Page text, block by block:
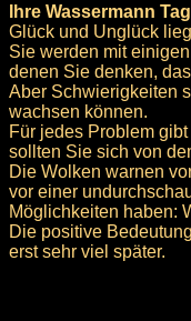
Ihre Wassermann
Glück und Unglück
Sie werden mit
denen Sie denken,
Aber Schwierigkeiten
wachsen können.
Für jedes Problem
sollten Sie sich von
Die Wolken warnen
vor einer
Möglichkeiten haben:
Die positive
erst sehr viel später.